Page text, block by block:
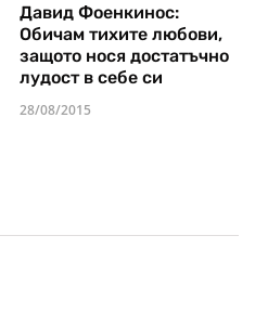
Давид Фоенкинос:
Обичам тихите любови,
защото нося достатъчно
лудост в себе си
28/08/2015